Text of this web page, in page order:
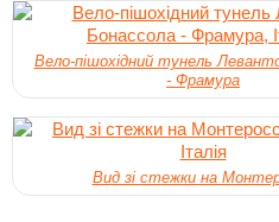
Вело-пішохідний тунель
- Фрамура
Вид зі стежки на